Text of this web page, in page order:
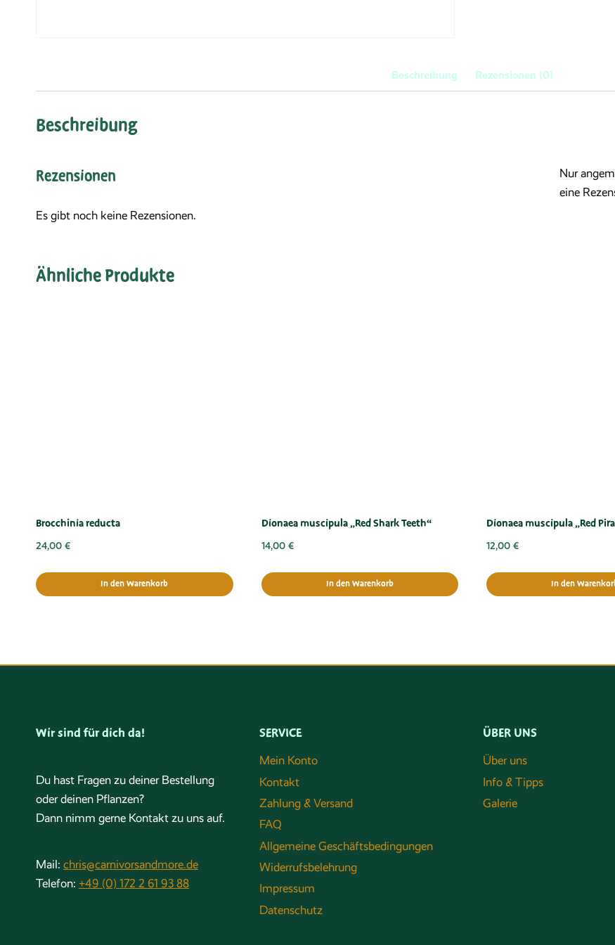
Beschreibung Rezensionen (0)
Beschreibung
Rezensionen
Es gibt noch keine Rezensionen.
Nur
eine
Ähnliche Produkte
Brocchinia reducta
24,00 €
In den Warenkorb
Dionaea muscipula „Red Shark Teeth“
14,00 €
In den Warenkorb
Dionaea muscipula „Red
12,00 €
In den
Wir sind für dich da!
Du hast Fragen zu deiner Bestellung
oder deinen Pflanzen?
Dann nimm gerne Kontakt zu uns auf.
Mail: chris@carnivorsandmore.de
Telefon: +49 (0) 172 2 61 93 88
SERVICE
Mein Konto
Kontakt
Zahlung & Versand
FAQ
Allgemeine Geschäftsbedingungen
Widerrufsbelehrung
Impressum
Datenschutz
ÜBER UNS
Über uns
Info & Tipps
Galerie